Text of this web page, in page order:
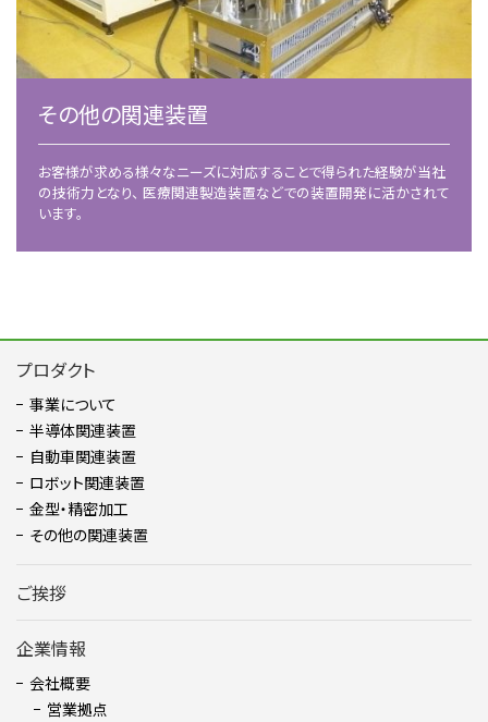
その他の関連装置
お客様が求める様々なニーズに対応することで得られた経験が当社
の技術力となり、 医療関連製造装置などでの装置開発に活かされて
います。
プロダクト
事業について
半導体関連装置
自動車関連装置
ロボット関連装置
金型・精密加⼯
その他の関連装置
ご挨拶
企業情報
会社概要
営業拠点